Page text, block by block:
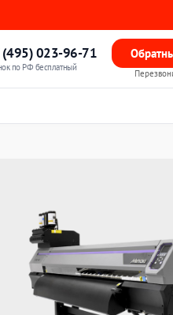
(495) 023-96-71
по РФ бесплатный